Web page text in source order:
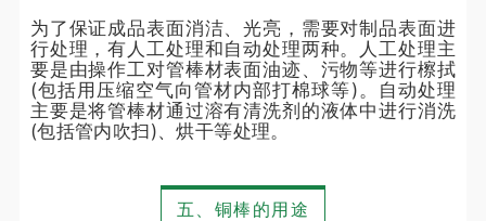
为了保证成品表面消洁、光亮，需要对制品表面进
行处理，有人工处理和自动处理两种。人工处理主
要是由操作工对管棒材表面油迹、污物等进行檫拭
(包括用压缩空气向管材内部打棉球等)。自动处理
主要是将管棒材通过溶有清洗剂的液体中进行消洗
(包括管内吹扫)、烘干等处理。
五、铜棒的用途